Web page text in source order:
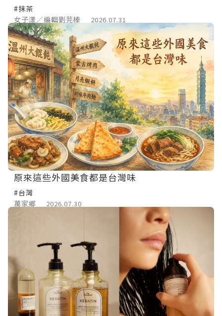
#抹茶
女子漾／編輯劉芫榛
2026.07.31
原來這些外國美食都是台灣味
#台灣
萬家鄉
2026.07.30